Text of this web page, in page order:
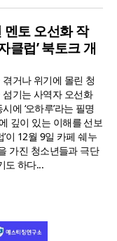
멘토 오선화 작
클럽’ 북토크 개
겪거나 위기에 몰린 청
섬기는 사역자 오선화
에 ‘오하루’라는 필명
깊이 있는 이해를 선보
이 12월 9일 카페 쉐누
가진 청소년들과 극단
도 하다...